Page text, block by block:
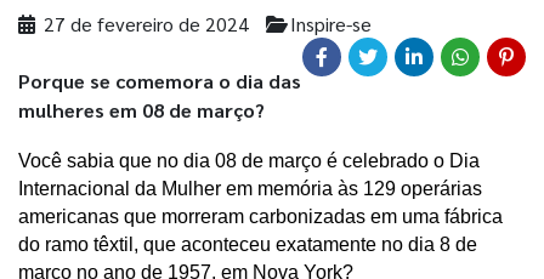
27 de fevereiro de 2024 Inspire-se
Porque se comemora o dia das
mulheres em 08 de março?
Você sabia que no dia 08 de março é celebrado o Dia
Internacional da Mulher em memória às 129 operárias
americanas que morreram carbonizadas em uma fábrica
do ramo têxtil, que aconteceu exatamente no dia 8 de
março no ano de 1957, em Nova York?